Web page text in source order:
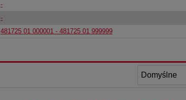
-
-
481725 01 000001 - 481725 01 999999